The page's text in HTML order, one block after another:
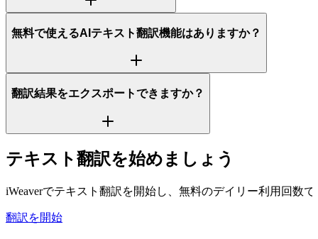
無料で使えるAIテキスト翻訳機能はありますか？
翻訳結果をエクスポートできますか？
テキスト翻訳を始めましょう
iWeaverでテキスト翻訳を開始し、無料のデイリー利用回数
翻訳を開始